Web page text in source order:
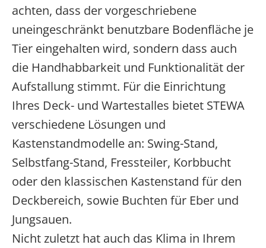
achten, dass der vorgeschriebene
uneingeschränkt benutzbare Bodenfläche je
Tier eingehalten wird, sondern dass auch
die Handhabbarkeit und Funktionalität der
Aufstallung stimmt. Für die Einrichtung
Ihres Deck- und Wartestalles bietet STEWA
verschiedene Lösungen und
Kastenstandmodelle an: Swing-Stand,
Selbstfang-Stand, Fressteiler, Korbbucht
oder den klassischen Kastenstand für den
Deckbereich, sowie Buchten für Eber und
Jungsauen.
Nicht zuletzt hat auch das Klima in Ihrem